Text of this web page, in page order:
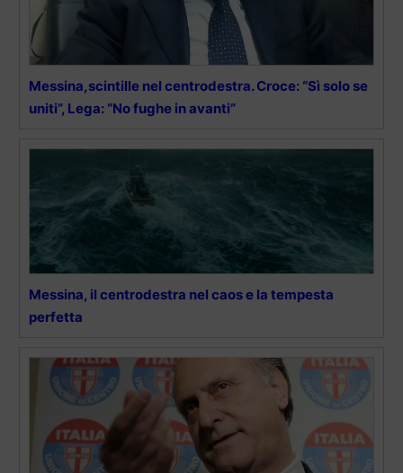
Messina,scintille nel centrodestra. Croce: “Sì solo se
uniti”, Lega: “No fughe in avanti”
Messina, il centrodestra nel caos e la tempesta
perfetta